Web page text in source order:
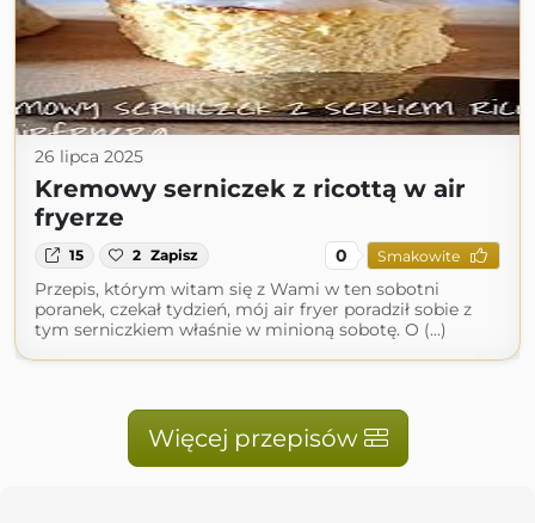
26 lipca 2025
Kremowy serniczek z ricottą w air
fryerze
15 2 Zapisz 0 Smakowite
Przepis, którym witam się z Wami w ten sobotni
poranek, czekał tydzień, mój air fryer poradził sobie z
tym serniczkiem właśnie w minioną sobotę. O (...)
Więcej przepisów